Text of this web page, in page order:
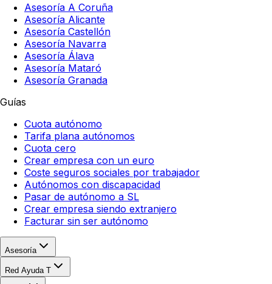
Asesoría A Coruña
Asesoría Alicante
Asesoría Castellón
Asesoría Navarra
Asesoría Álava
Asesoría Mataró
Asesoría Granada
Guías
Cuota autónomo
Tarifa plana autónomos
Cuota cero
Crear empresa con un euro
Coste seguros sociales por trabajador
Autónomos con discapacidad
Pasar de autónomo a SL
Crear empresa siendo extranjero
Facturar sin ser autónomo
Asesoría
Red Ayuda T